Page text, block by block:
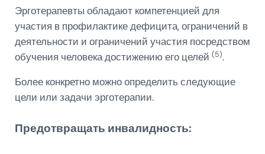
Эрготерапевты обладают компетенцией для
участия в профилактике дефицита, ограничений в
деятельности и ограничений участия посредством
обучения человека достижению его целей (5).
Более конкретно можно определить следующие
цели или задачи эрготерапии.
Предотвращать инвалидность: